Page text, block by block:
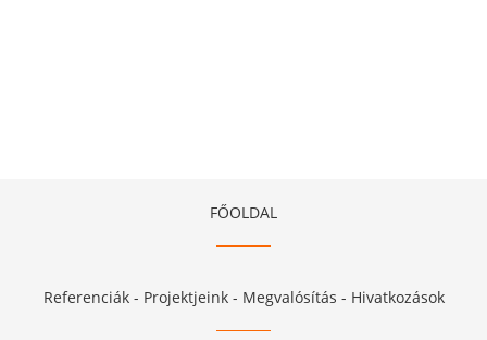
FŐOLDAL
Referenciák - Projektjeink - Megvalósítás - Hivatkozások